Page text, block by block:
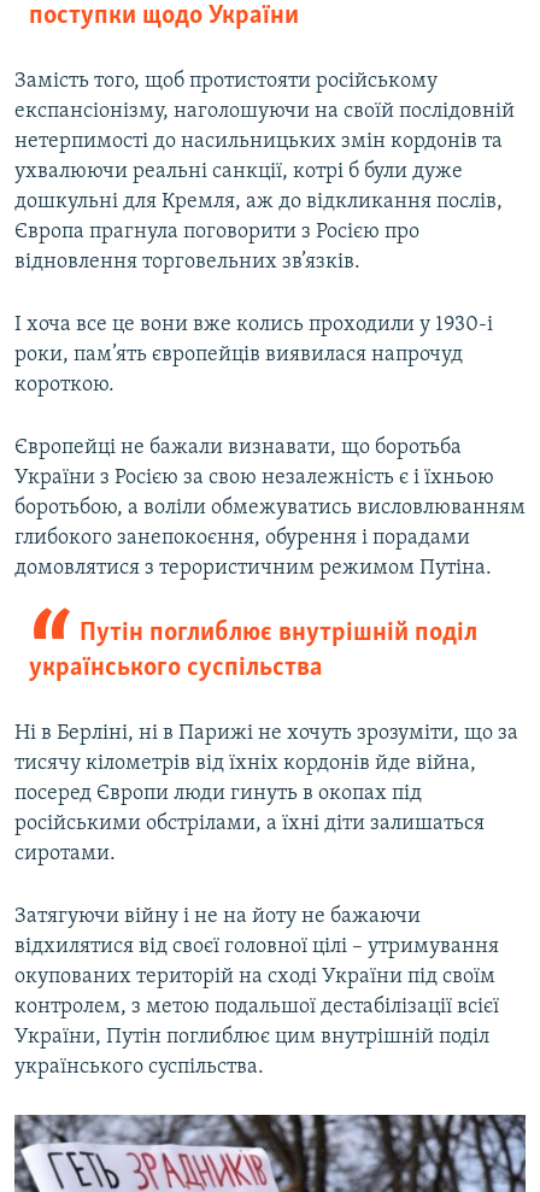
поступки щодо України
Замість того, щоб протистояти російському
експансіонізму, наголошуючи на своїй послідовній
нетерпимості до насильницьких змін кордонів та
ухвалюючи реальні санкції, котрі б були дуже
дошкульні для Кремля, аж до відкликання послів,
Європа прагнула поговорити з Росією про
відновлення торговельних зв’язків.
І хоча все це вони вже колись проходили у 1930-і
роки, пам’ять європейців виявилася напрочуд
короткою.
Європейці не бажали визнавати, що боротьба
України з Росією за свою незалежність є і їхньою
боротьбою, а воліли обмежуватись висловлюванням
глибокого занепокоєння, обурення і порадами
домовлятися з терористичним режимом Путіна.
Путін поглиблює внутрішній поділ
українського суспільства
Ні в Берліні, ні в Парижі не хочуть зрозуміти, що за
тисячу кілометрів від їхніх кордонів йде війна,
посеред Європи люди гинуть в окопах під
російськими обстрілами, а їхні діти залишаться
сиротами.
Затягуючи війну і не на йоту не бажаючи
відхилятися від своєї головної цілі – утримування
окупованих територій на сході України під своїм
контролем, з метою подальшої дестабілізації всієї
України, Путін поглиблює цим внутрішній поділ
українського суспільства.